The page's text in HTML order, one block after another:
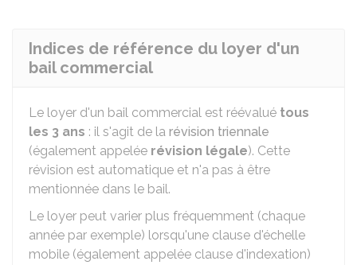
Indices de référence du loyer d'un
bail commercial
Le loyer d'un bail commercial est réévalué tous
les 3 ans : il s'agit de la révision triennale
(également appelée révision légale). Cette
révision est automatique et n'a pas à être
mentionnée dans le bail.
Le loyer peut varier plus fréquemment (chaque
année par exemple) lorsqu'une clause d'échelle
mobile (également appelée clause d'indexation)